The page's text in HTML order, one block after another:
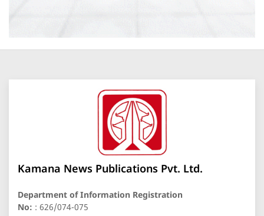
Kamana News Publications Pvt. Ltd.
Department of Information Registration
No: : 626/074-075